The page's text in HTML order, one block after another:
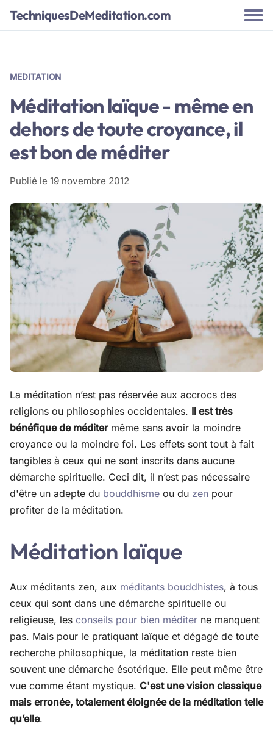
TechniquesDeMeditation.com
MEDITATION
Méditation laïque - même en
dehors de toute croyance, il
est bon de méditer
Publié le 19 novembre 2012
La méditation n’est pas réservée aux accrocs des
religions ou philosophies occidentales. Il est très
bénéfique de méditermême sans avoir la moindre
croyance ou la moindre foi. Les effets sont tout à fait
tangibles à ceux qui ne sont inscrits dans aucune
démarche spirituelle. Ceci dit, il n’est pas nécessaire
d'être un adepte du bouddhisme ou du zen pour
profiter de la méditation.
Méditation laïque
Aux méditants zen, aux méditants bouddhistes, à tous
ceux qui sont dans une démarche spirituelle ou
religieuse, les conseils pour bien méditer ne manquent
pas. Mais pour le pratiquant laïque et dégagé de toute
recherche philosophique, la méditation reste bien
souvent une démarche ésotérique. Elle peut même être
vue comme étant mystique. C'est une vision classique
mais erronée, totalement éloignée de la méditation telle
qu’elle.